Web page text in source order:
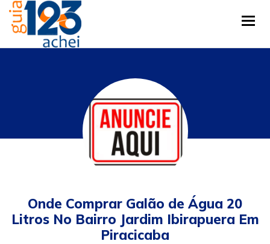
Onde Comprar Galão de Água 20
Litros No Bairro Jardim Ibirapuera Em
Piracicaba